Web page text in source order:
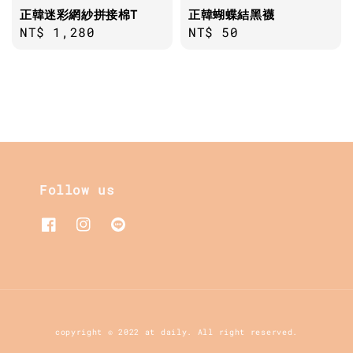
正韓迷彩網紗拼接棉T
Regular
NT$ 1,280
正韓蝴蝶結黑襪
Regular
NT$ 50
Follow us
copyright © 2022 at daily. All right reserved.